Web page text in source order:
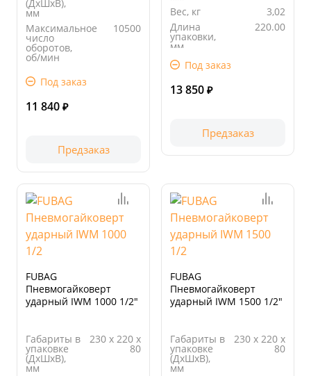
(ДхШхВ),
мм
Максимальное
число
оборотов,
об/мин
10500
Длина
мм
Под заказ
11 840 ₽
Предзаказ
Вес, кг
3,02
Длина
упаковки,
мм
220.00
Ширина
упаковки,
Под заказ
13 850 ₽
Предзаказ
FUBAG
Пневмогайковерт
ударный IWM 1000 1/2"
Габариты в
упаковке
(ДхШхВ),
мм
230 х 220 х
80
FUBAG
Пневмогайковерт
ударный IWM 1500 1/2"
Габариты в
упаковке
(ДхШхВ),
мм
230 х 220 х
80